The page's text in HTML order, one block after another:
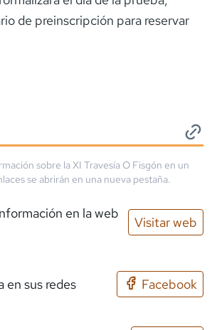
de preinscripción para reservar
sobre laXI Travesía O Fisgón en un
se abrirán en una nueva pestaña.
en la web
Visitar web
en sus redes Facebook